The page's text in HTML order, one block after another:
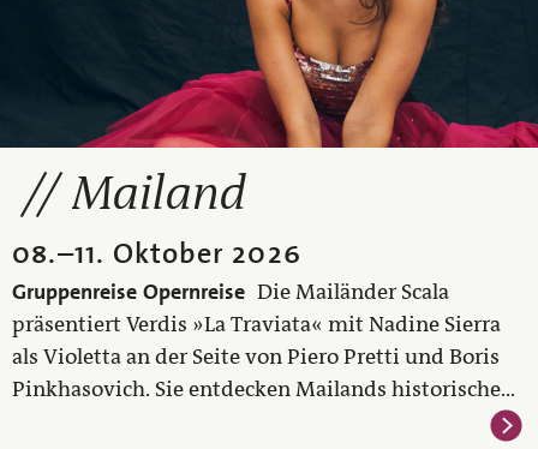
Mailand
08.–11. Oktober 2026
Gruppenreise Opernreise Die Mailänder Scala
präsentiert Verdis »La Traviata« mit Nadine Sierra
als Violetta an der Seite von Piero Pretti und Boris
Pinkhasovich. Sie entdecken Mailands historische...